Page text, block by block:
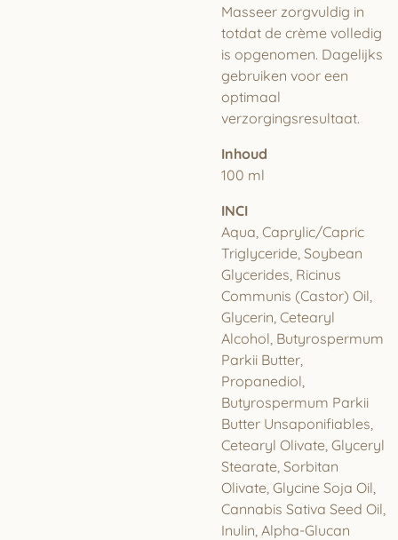
Masseer zorgvuldig in
totdat de crème volledig
is opgenomen. Dagelijks
gebruiken voor een
optimaal
verzorgingsresultaat.
Inhoud
100 ml
INCI
Aqua, Caprylic/Capric
Triglyceride, Soybean
Glycerides, Ricinus
Communis (Castor) Oil,
Glycerin, Cetearyl
Alcohol, Butyrospermum
Parkii Butter,
Propanediol,
Butyrospermum Parkii
Butter Unsaponifiables,
Cetearyl Olivate, Glyceryl
Stearate, Sorbitan
Olivate, Glycine Soja Oil,
Cannabis Sativa Seed Oil,
Inulin, Alpha-Glucan